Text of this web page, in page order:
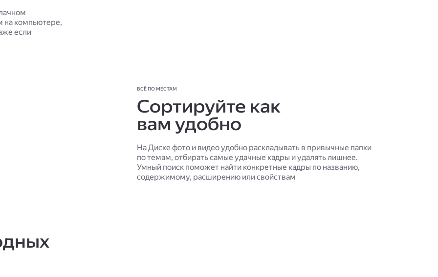
на компьютере,
если
ВСЁ ПО МЕСТАМ
Сортируйте как
вам удобно
На Диске фото и видео удобно раскладывать в привычные папки
по темам, отбирать самые удачные кадры и удалять лишнее.
Умный поиск поможет найти конкретные кадры по названию,
содержимому, расширению или свойствам